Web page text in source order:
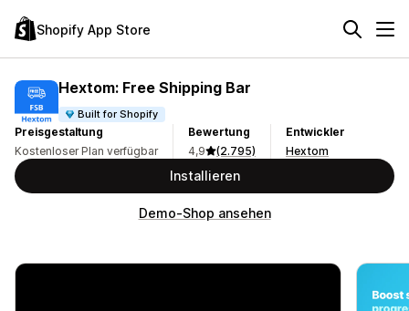
Shopify App Store
Hextom: Free Shipping Bar
Built for Shopify
Preisgestaltung
Kostenloser Plan verfügbar
Bewertung
4,9
(2.795)
Entwickler
Hextom
Installieren
Demo-Shop ansehen